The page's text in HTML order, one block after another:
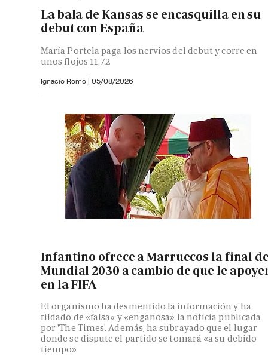
La bala de Kansas se encasquilla en su
debut con España
María Portela paga los nervios del debut y corre en
unos flojos 11.72
Ignacio Romo | 05/08/2026
Infantino ofrece a Marruecos la final
Mundial 2030 a cambio de que le
en la FIFA
El organismo ha desmentido la información y ha
tildado de «falsa» y «engañosa» la noticia publicada
por 'The Times'. Además, ha subrayado que el lugar
donde se dispute el partido se tomará «a su debido
tiempo»